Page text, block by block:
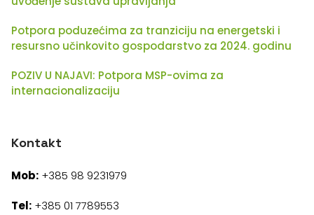
Potpora poduzećima za tranziciju na energetski i
resursno učinkovito gospodarstvo za 2024. godinu
POZIV U NAJAVI: Potpora MSP-ovima za
internacionalizaciju
Kontakt
Mob: +385 98 9231979
Tel: +385 01 7789553